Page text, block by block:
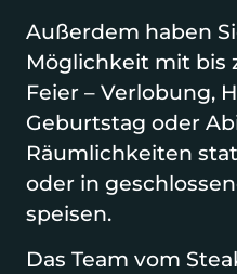
Außerdem haben
Möglichkeit mit bis
Feier – Verlobung,
Geburtstag oder
Räumlichkeiten
oder in
speisen.
Das Team vom